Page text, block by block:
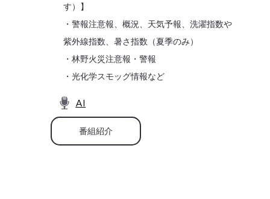
す）】
・警報注意報、概況、天気予報、洗濯指数や
紫外線指数、暑さ指数（夏季のみ）
・林野火災注意報・警報
・光化学スモッグ情報など
AI
番組紹介